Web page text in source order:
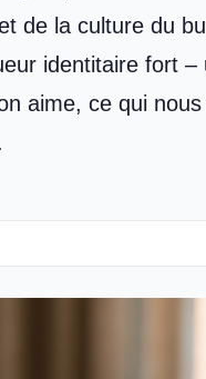
de la culture du
identitaire fort
aime, ce qui